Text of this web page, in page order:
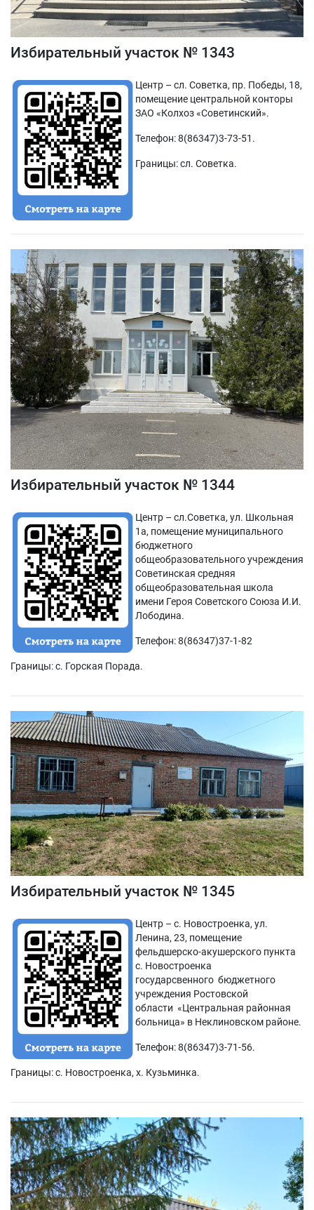
Избирательный участок № 1343
Центр – сл. Советка, пр. Победы, 18,
помещение центральной конторы
ЗАО «Колхоз «Советинский».
Телефон: 8(86347)3-73-51.
Границы: сл. Советка.
Избирательный участок № 1344
Центр – сл.Советка, ул. Школьная
1а, помещение муниципального
бюджетного
общеобразовательного учреждения
Советинская средняя
общеобразовательная школа
имени Героя Советского Союза И.И.
Лободина.
Телефон: 8(86347)37-1-82
Границы: с. Горская Порада.
Избирательный участок № 1345
Центр – с. Новостроенка, ул.
Ленина, 23, помещение
фельдшерско-акушерского пункта
с. Новостроенка
государсвенного бюджетного
учреждения Ростовской
области «Центральная районная
больница» в Неклиновском районе.
Телефон: 8(86347)3-71-56.
Границы: с. Новостроенка, х. Кузьминка.